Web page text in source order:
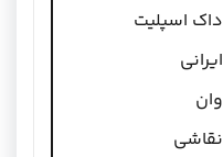
داک اسپلیت
ایرانی
وان
نقاشی